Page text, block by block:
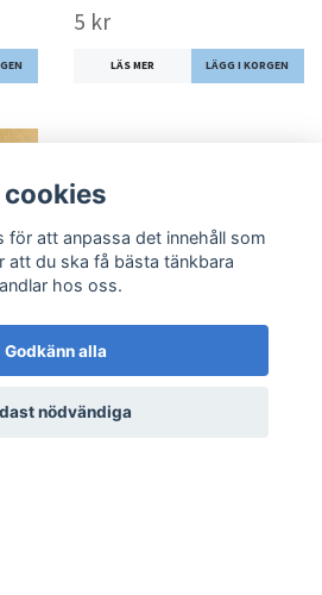
5 kr
LÄS MER
för att anpassa det innehåll som
att du ska få bästa tänkbara
hos oss.
Godkänn alla
nödvändiga